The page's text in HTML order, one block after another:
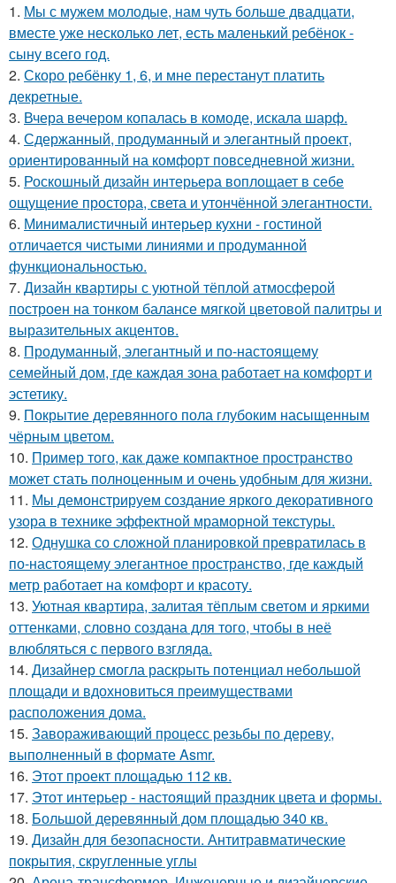
1. Мы с мужем молодые, нам чуть больше двадцати,
вместе уже несколько лет, есть маленький ребёнок -
сыну всего год.
2. Скоро ребёнку 1, 6, и мне перестанут платить
декретные.
3. Вчера вечером копалась в комоде, искала шарф.
4. Сдержанный, продуманный и элегантный проект,
ориентированный на комфорт повседневной жизни.
5. Роскошный дизайн интерьера воплощает в себе
ощущение простора, света и утончённой элегантности.
6. Минималистичный интерьер кухни - гостиной
отличается чистыми линиями и продуманной
функциональностью.
7. Дизайн квартиры с уютной тёплой атмосферой
построен на тонком балансе мягкой цветовой палитры и
выразительных акцентов.
8. Продуманный, элегантный и по-настоящему
семейный дом, где каждая зона работает на комфорт и
эстетику.
9. Покрытие деревянного пола глубоким насыщенным
чёрным цветом.
10. Пример того, как даже компактное пространство
может стать полноценным и очень удобным для жизни.
11. Мы демонстрируем создание яркого декоративного
узора в технике эффектной мраморной текстуры.
12. Однушка со сложной планировкой превратилась в
по-настоящему элегантное пространство, где каждый
метр работает на комфорт и красоту.
13. Уютная квартира, залитая тёплым светом и яркими
оттенками, словно создана для того, чтобы в неё
влюбляться с первого взгляда.
14. Дизайнер смогла раскрыть потенциал небольшой
площади и вдохновиться преимуществами
расположения дома.
15. Завораживающий процесс резьбы по дереву,
выполненный в формате Asmr.
16. Этот проект площадью 112 кв.
17. Этот интерьер - настоящий праздник цвета и формы.
18. Большой деревянный дом площадью 340 кв.
19. Дизайн для безопасности. Антитравматические
покрытия, скругленные углы